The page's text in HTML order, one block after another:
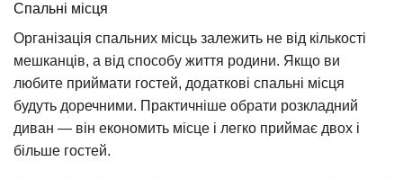
Спальні місця
Організація спальних місць залежить не від кількості
мешканців, а від способу життя родини. Якщо ви
любите приймати гостей, додаткові спальні місця
будуть доречними. Практичніше обрати розкладний
диван — він економить місце і легко приймає двох і
більше гостей.